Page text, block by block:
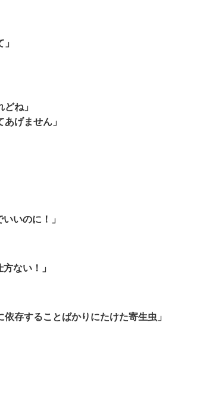
ね」
げません」
いのに！」
ない！」
存することばかりにたけた寄生虫」